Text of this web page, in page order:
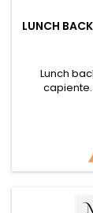
LUNCH
Lunch
Comodo da